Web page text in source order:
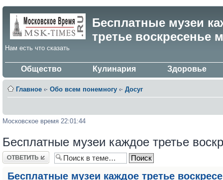
Бесплатные музеи
третье воскресенье
Нам есть что сказать
Общество Кулинария Здоровье
Главное ‹· Обо всем понемногу ‹· Досуг
Московское время 22:01:44
Бесплатные музеи каждое третье
Ответить
Бесплатные музеи каждое третье